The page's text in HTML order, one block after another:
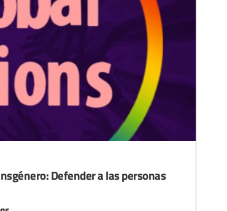
Defender a las personas